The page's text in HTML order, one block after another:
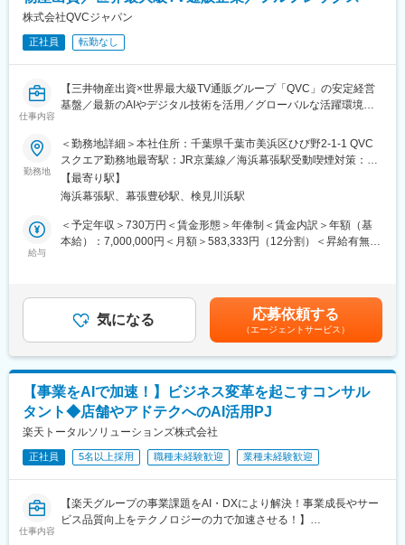
◎経理・会計領域で専門性を極めて行きたい方⇒エキスパート
■業務の魅力：
・プロジェクトの推進・新規広告塔の採用・サイネージ等、新た
な試みが多い企業環境において、定型業務にとらわれない様々な
変更の範囲：会社の定める業務
・決算時における税効果会計業務対応
・税務処理の適正化に関する指導業務
・各部門・各子会社への業務指導、問合せ対応
・国内・海外取引に関する税務業務全般
＜IFRS（国際財務報告基準）関連業務＞
・IFRS導入および実務対応
※メインは親会社が対応しているため、サポートの立ち位置で業
■ミッション
新たな会計基準の対応／グローバル推進（国際税制・IFRS）／数
十に及ぶ社内プロジェクトの経理面での推進・寄与
■配属先
財務会計本部経理部：約30名（本社勤務）
※50代半ばの部門長と、40代前半の副部門長のもとで業務推進い
ただきます。
■キャリアパス
ご本人の志向性に合わせ、キャリア形成することが可能です。
◎組織をまとめ牽引していきたい方⇒マネジメント
◎経理・会計領域で専門性を極めて行きたい方⇒エキスパート
■業務の魅力：
・プロジェクトの推進・新規広告塔の採用・サイネージ等、新た
な試みが多い企業環境において、定型業務にとらわれない様々な
株式会社QVCジャパン
正社員 転勤なし
仕事内容
【三井物産出資×世界最大級TV通販グループ「QVC」の安定経営
基盤／最新のAIやデジタル技術を活用／グローバルな活躍環境／
得】
■業務内容
・各部門のパートナーとしての課題ヒアリングと解決支援
・COE／グローバル人事と連携したPeople施策の展開・運用
・評価制度運用、タレントレビュー、後継者計画の推進
・組織設計・組織開発、カルチャー醸成施策の企画・実行
・Peopleデータの分析・可視化、経営層への情報提供
・従業員関係課題の一次対応と専門組織への連携
在籍しています。
■業務について
2～3部署をメインで担当し、各部門長と密に連携しながら組織設
計や人材配置の最適化をリードしていただきます。現場からの相
談や人材課題に対して改善策を立案・実行し、人材戦略の高度化
を図っていただくことを期待しています。
また、社員のキャリア相談窓口としての対応や、海外人事部署の
リーダーへのレポーティングなど日本拠点と海外人事を結ぶ中心
的な役割を担っていただきます。
勤務地
＜勤務地詳細＞本社住所：千葉県千葉市美浜区ひび野2-1-1 QVC
スクエア勤務地最寄駅：JR京葉線／海浜幕張駅受動喫煙対策：屋
内全面禁煙変更の範囲：会社の定める事業所（リモートワーク含
む）
【最寄り駅】
海浜幕張駅、幕張豊砂駅、検見川浜駅
給与
＜予定年収＞730万円＜賃金形態＞年俸制＜賃金内訳＞年額（基
本給）：7,000,000円＜月額＞583,333円（12分割）＜昇給有無＞
支給※部署により時期が異なる■インセンティブボーナス：業績に
応じて年1回（3月）支給賃金はあくまでも目安の金額であり、選
考を通じて上下する可能性があります。月給(月額)は固定手当を含
めた表記です。
気になる 応募依頼する
（エージェントサービス）
【事業をAIで加速！】ビジネス変革を起こすコンサル
タント◆店舗やアドテクへのAI活用PJ
楽天トータルソリューションズ株式会社
正社員 5名以上採用 職種未経験歓迎 業種未経験歓迎
仕事内容
【楽天グループの事業課題をAI・DXにより解決！事業成長やサー
ビス品質向上をテクノロジーの力で加速させる！】